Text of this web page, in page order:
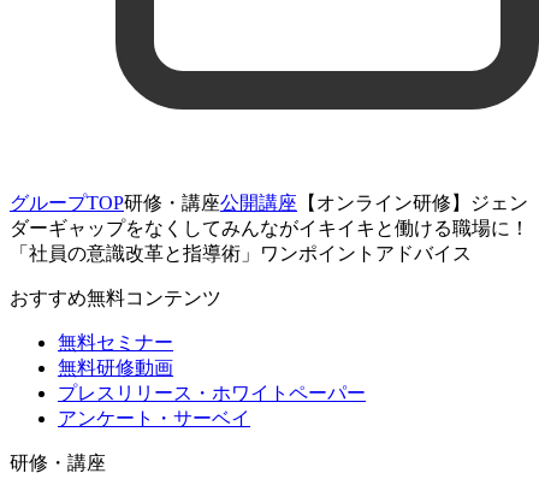
グループTOP研修・講座公開講座 【オンライン研修】ジェン
ダーギャップをなくしてみんながイキイキと働ける職場に！
「社員の意識改革と指導術」ワンポイントアドバイス
おすすめ無料コンテンツ
無料セミナー
無料研修動画
プレスリリース・ホワイトペーパー
アンケート・サーベイ
研修・講座